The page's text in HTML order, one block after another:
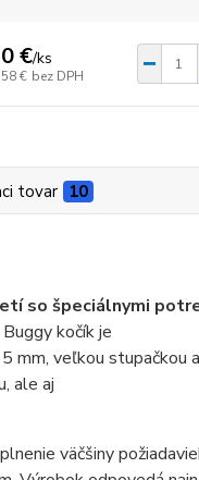
€/ks
€ bez DPH
tovar 10
so špeciálnymi
kočík je
veľkou stupačkou
ale aj
väčšiny